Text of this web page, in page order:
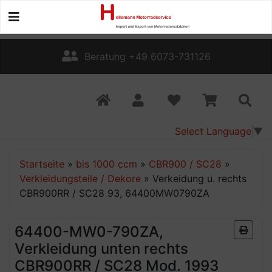
Beratung +49 6073-731126
Select Language ▼
Startseite » bis 1000 ccm » CBR900 / SC28 »
Verkleidungsteile / Dekore » Verkeidung u. rechts
CBR900RR / SC28 93, 64400MW0790ZA
64400-MW0-790ZA,
Verkleidung unten rechts
CBR900RR / SC28 Mod. 1993